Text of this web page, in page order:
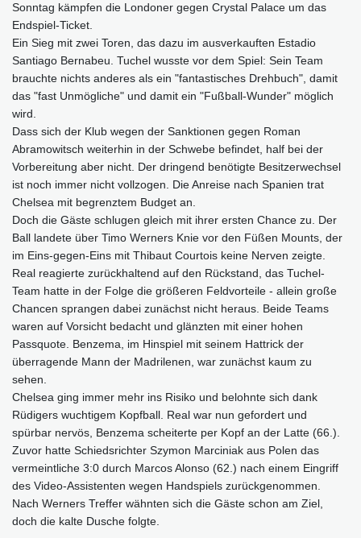
Sonntag kämpfen die Londoner gegen Crystal Palace um das
Endspiel-Ticket.
Ein Sieg mit zwei Toren, das dazu im ausverkauften Estadio
Santiago Bernabeu. Tuchel wusste vor dem Spiel: Sein Team
brauchte nichts anderes als ein "fantastisches Drehbuch", damit
das "fast Unmögliche" und damit ein "Fußball-Wunder" möglich
wird.
Dass sich der Klub wegen der Sanktionen gegen Roman
Abramowitsch weiterhin in der Schwebe befindet, half bei der
Vorbereitung aber nicht. Der dringend benötigte Besitzerwechsel
ist noch immer nicht vollzogen. Die Anreise nach Spanien trat
Chelsea mit begrenztem Budget an.
Doch die Gäste schlugen gleich mit ihrer ersten Chance zu. Der
Ball landete über Timo Werners Knie vor den Füßen Mounts, der
im Eins-gegen-Eins mit Thibaut Courtois keine Nerven zeigte.
Real reagierte zurückhaltend auf den Rückstand, das Tuchel-
Team hatte in der Folge die größeren Feldvorteile - allein große
Chancen sprangen dabei zunächst nicht heraus. Beide Teams
waren auf Vorsicht bedacht und glänzten mit einer hohen
Passquote. Benzema, im Hinspiel mit seinem Hattrick der
überragende Mann der Madrilenen, war zunächst kaum zu
sehen.
Chelsea ging immer mehr ins Risiko und belohnte sich dank
Rüdigers wuchtigem Kopfball. Real war nun gefordert und
spürbar nervös, Benzema scheiterte per Kopf an der Latte (66.).
Zuvor hatte Schiedsrichter Szymon Marciniak aus Polen das
vermeintliche 3:0 durch Marcos Alonso (62.) nach einem Eingriff
des Video-Assistenten wegen Handspiels zurückgenommen.
Nach Werners Treffer wähnten sich die Gäste schon am Ziel,
doch die kalte Dusche folgte.